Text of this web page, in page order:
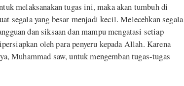
melaksanakan tugas ini, maka akan tumbuh di
segala yang besar menjadi kecil. Melecehkan segala
dan siksaan dan mampu mengatasi setiap
oleh para penyeru kepada Allah. Karena
Muhammad saw, untuk mengemban tugas-tugas